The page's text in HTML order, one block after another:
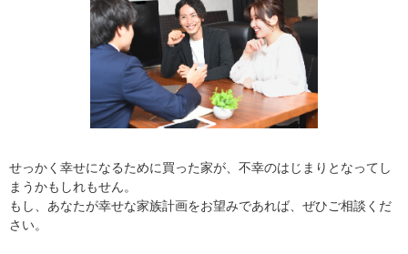
せっかく幸せになるために買った家が、不幸のはじまりとなってし
まうかもしれもせん。
もし、あなたが幸せな家族計画をお望みであれば、ぜひご相談くだ
さい。